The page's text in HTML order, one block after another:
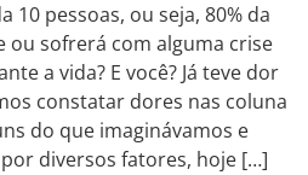
10 pessoas, ou seja, 80% da
ou sofrerá com alguma crise
a vida? E você? Já teve dor
constatar dores nas coluna
do que imaginávamos e
diversos fatores, hoje […]